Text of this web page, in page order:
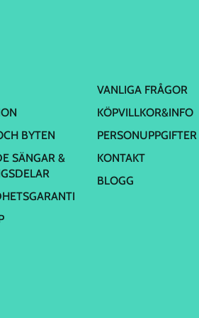
BYTEN
SÄNGAR &
VANLIGA FRÅGOR
KÖPVILLKOR&INFO
PERSONUPPGIFTER
KONTAKT
BLOGG